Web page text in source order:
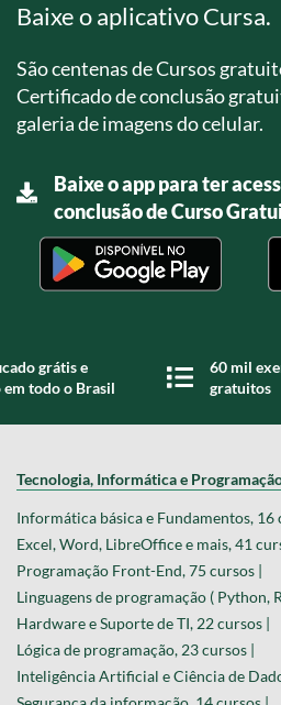
Baixe o aplicativo Cursa.
São centenas de Cursos
Certificado de conclusão
galeria de imagens do celular.
Baixe o app para ter
conclusão de Curso
grátis e
todo o Brasil
60 mil
gratuitos
Tecnologia, Informática e
Informática básica e Fundamentos, 16
Excel, Word, LibreOffice e mais, 41
Programação Front-End, 75 cursos |
Linguagens de programação ( Python,
Hardware e Suporte de TI, 22 cursos |
Lógica de programação, 23 cursos |
Inteligência Artificial e Ciência de